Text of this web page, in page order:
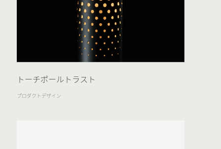
トーチポールトラスト
プロダクトデザイン